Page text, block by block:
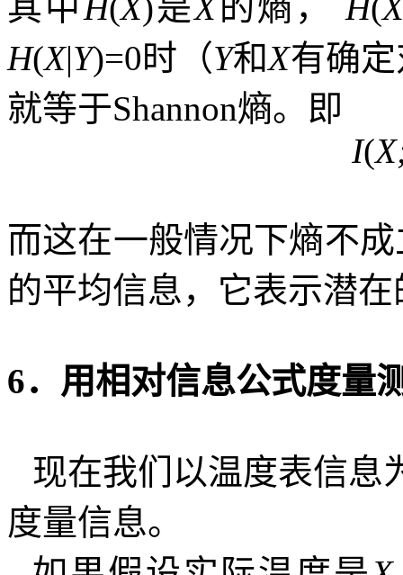
其中H(X)是X的熵， H(
H(X|Y)=0时（Y和X有确
就等于Shannon熵。即
I(
而这在一般情况下熵不
的平均信息，它表示潜
6．用相对信息公式度量
现在我们以温度表信息
度量信息。